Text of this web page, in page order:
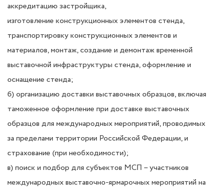
аккредитацию застройщика,
изготовление конструкционных элементов стенда,
транспортировку конструкционных элементов и
материалов,монтаж, создание и демонтаж временной
выставочной инфраструктуры стенда, оформление и
оснащение стенда;
б) организацию доставки выставочных образцов, включая
таможенное оформление при доставке выставочных
образцов для международных мероприятий, проводимых
за пределами территории Российской Федерации, и
страхование (при необходимости);
в) поиск и подбор для субъектов МСП – участников
международных выставочно-ярмарочныхмероприятий на